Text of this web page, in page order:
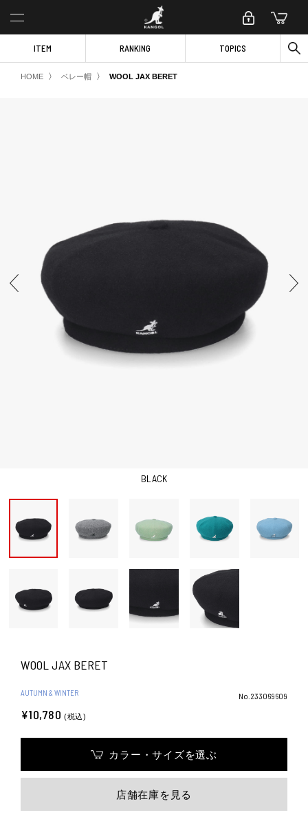
ITEM RANKING TOPICS
HOME 〉 ベレー帽 〉 WOOL JAX BERET
BLACK
WOOL JAX BERET
AUTUMN & WINTER No.233069609
¥10,780 (税込)
カラー・サイズを選ぶ
店舗在庫を見る